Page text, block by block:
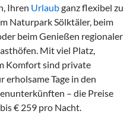
Ihren Urlaubganz flexibel zu
Naturpark Sölktäler, beim
beim Genießen regionaler
Mit viel Platz,
Komfort sind private
erholsame Tage in den
– die Preise
€ 259 pro Nacht.